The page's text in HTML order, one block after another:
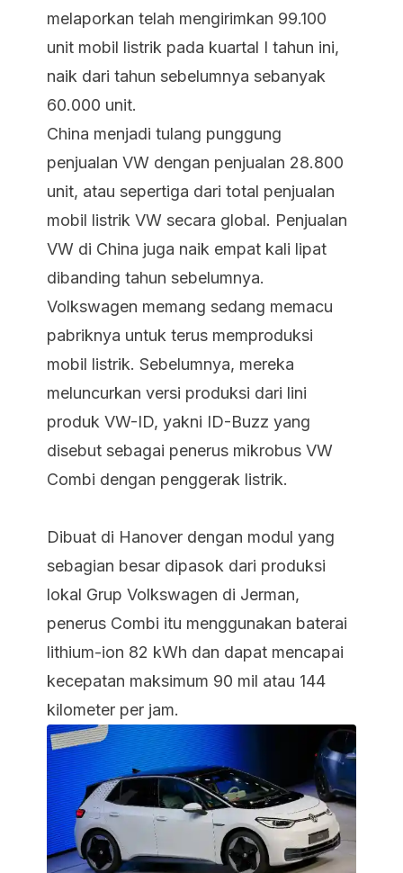
melaporkan telah mengirimkan 99.100
unit mobil listrik pada kuartal I tahun ini,
naik dari tahun sebelumnya sebanyak
60.000 unit.
China menjadi tulang punggung
penjualan VW dengan penjualan 28.800
unit, atau sepertiga dari total penjualan
mobil listrik VW secara global. Penjualan
VW di China juga naik empat kali lipat
dibanding tahun sebelumnya.
Volkswagen memang sedang memacu
pabriknya untuk terus memproduksi
mobil listrik. Sebelumnya, mereka
meluncurkan versi produksi dari lini
produk VW-ID, yakni ID-Buzz yang
disebut sebagai penerus mikrobus VW
Combi dengan penggerak listrik.
Dibuat di Hanover dengan modul yang
sebagian besar dipasok dari produksi
lokal Grup Volkswagen di Jerman,
penerus Combi itu menggunakan baterai
lithium-ion 82 kWh dan dapat mencapai
kecepatan maksimum 90 mil atau 144
kilometer per jam.